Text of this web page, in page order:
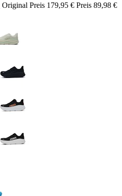
Original Preis 179,95 € Preis 89,98 €